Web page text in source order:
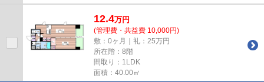
12.4万円
(管理費・共益費 10,000円)
敷：0ヶ月｜礼：25万円
所在階：8階
間取り：1LDK
面積：40.00㎡